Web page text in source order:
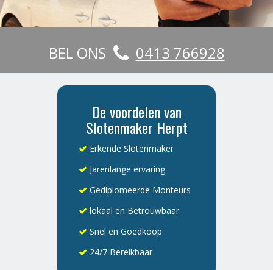
BEL ONS 0413 766928
De voordelen van
Slotenmaker Herpt
Erkende Slotenmaker
Jarenlange ervaring
Gediplomeerde Monteurs
lokaal en Betrouwbaar
Snel en Goedkoop
24/7 Bereikbaar